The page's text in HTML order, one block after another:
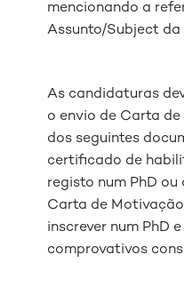
mencionando a
Assunto/Subject da
As candidaturas
o envio de Carta
dos seguintes
certificado de
registo num PhD
Carta de
inscrever num PhD
comprovativos